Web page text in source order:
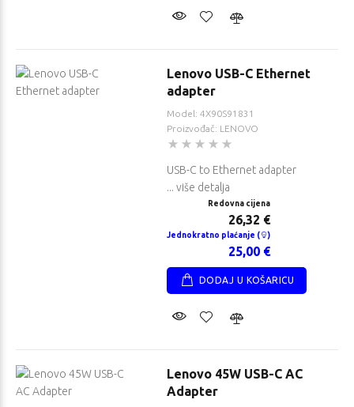
Lenovo USB-C Ethernet
adapter
Model: 4X90S91831
Proizvođač: LENOVO
USB-C to Ethernet adapter
... više detalja
Redovna cijena
26,32 €
Jednokratno plaćanje ( )
25,00 €
DODAJ U KOŠARICU
Lenovo 45W USB-C AC
Adapter